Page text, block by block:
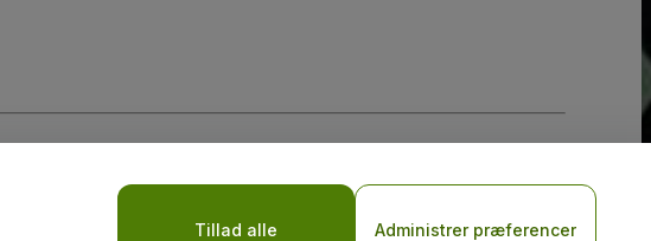
Tillad alle Administrer præferencer